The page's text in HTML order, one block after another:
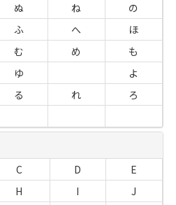
ぬ ね
の
ふ へ
ほ
む め
も
ゆ
よ
る れ
ろ
C D
E
H I
J